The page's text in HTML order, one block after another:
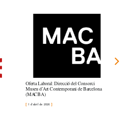
Oferta Laboral: Direcció del Consorci
Museu d’Art Contemporani de Barcelona
(MACBA)
1 d'abril de 2026